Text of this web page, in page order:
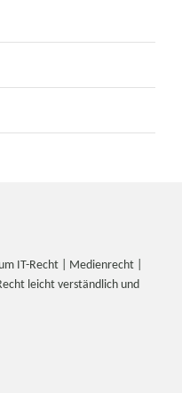
IT-Recht | Medienrecht |
leicht verständlich und